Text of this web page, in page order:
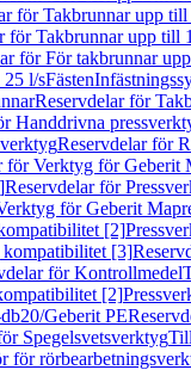
för Takbrunnar upp till
för Takbrunnar upp till
för För takbrunnar
25 l/sFästen
Reservdelar för
Handdrivna
Reservdelar för
för Verktyg för Geberit
Reservdelar för
för Geberit
[2]
kompatibilitet [3]
för Kontrollmedel
[2]
Geberit PE
Spegelsvetsverktyg
för